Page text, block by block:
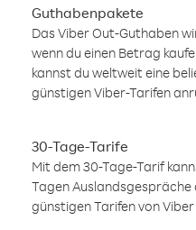
Guthabenpakete
Das Viber Out-Guthaben
wenn du einen Betrag
kannst du weltweit eine
günstigen Viber-Tarifen
30-Tage-Tarife
Mit dem 30-Tage-Tarif
Tagen Auslandsgespräche
günstigen Tarifen von